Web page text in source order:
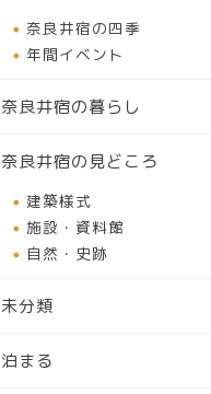
奈良井宿の四季
年間イベント
奈良井宿の暮らし
奈良井宿の見どころ
建築様式
施設・資料館
自然・史跡
未分類
泊まる